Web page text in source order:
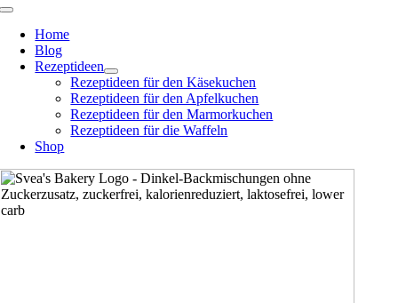
Zum
Inhalt
springen
Toggle
Navigation
Home
Blog
Rezeptideen
Rezeptideen für den Käsekuchen
Rezeptideen für den Apfelkuchen
Rezeptideen für den Marmorkuchen
Rezeptideen für die Waffeln
Shop